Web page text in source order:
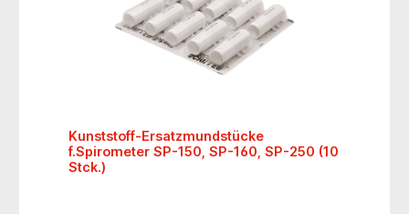
Kunststoff-Ersatzmundstücke
f.Spirometer SP-150, SP-160, SP-250 (10
Stck.)